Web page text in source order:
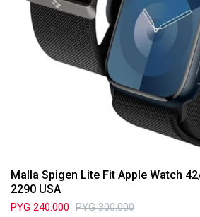
Malla Spigen Lite Fit Apple Watch
2290 USA
PYG 240.000 PYG 300.000